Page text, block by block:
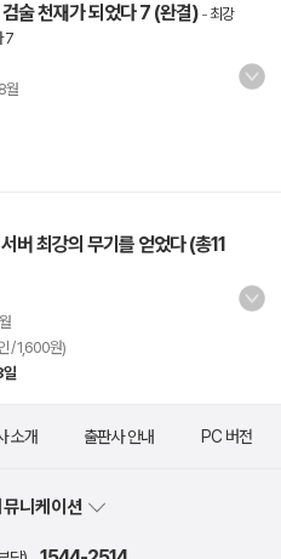
술 천재가 되었다 7 (완결) -최강
7
월
버 최강의 무기를 얻었다 (총11
/ 1,600원)
소개 출판사 안내 PC 버전
니케이션